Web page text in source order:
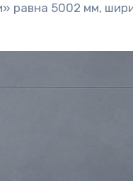
равна 5002 мм,